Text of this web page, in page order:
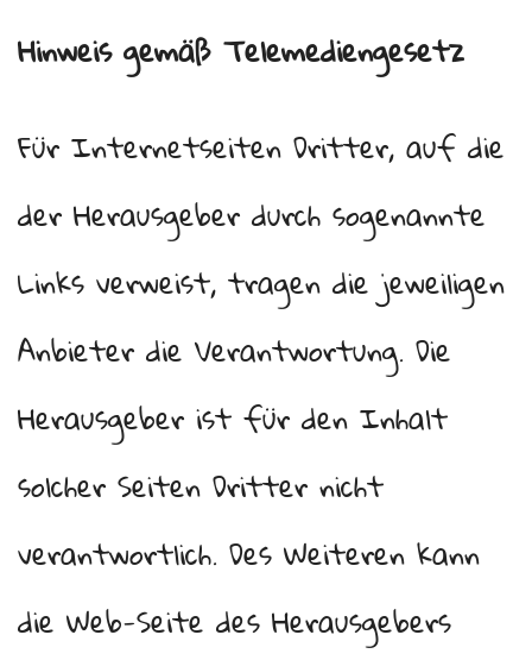
Hinweis gemäß Telemediengesetz
Für Internetseiten Dritter, auf die
der Herausgeber durch sogenannte
Links verweist, tragen die jeweiligen
Anbieter die Verantwortung. Die
Herausgeber ist für den Inhalt
solcher Seiten Dritter nicht
verantwortlich. Des Weiteren kann
die Web-Seite des Herausgebers